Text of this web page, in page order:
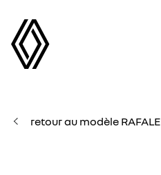
retour au modèle RAFALE